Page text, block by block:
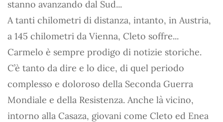
stanno avanzando dal Sud...
A tanti chilometri di distanza, intanto, in Austria,
a 145 chilometri da Vienna, Cleto soffre...
Carmelo è sempre prodigo di notizie storiche.
C’è tanto da dire e lo dice, di quel periodo
complesso e doloroso della Seconda Guerra
Mondiale e della Resistenza. Anche là vicino,
intorno alla Casaza, giovani come Cleto ed Enea